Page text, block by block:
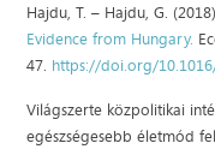
Hajdu, T. – Hajdu, G.
Evidence from Hungary.
47. https://doi.org/
Világszerte közpolitikai
egészségesebb életmód